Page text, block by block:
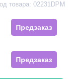
товара: 02231DPM
Предзаказ
Предзаказ